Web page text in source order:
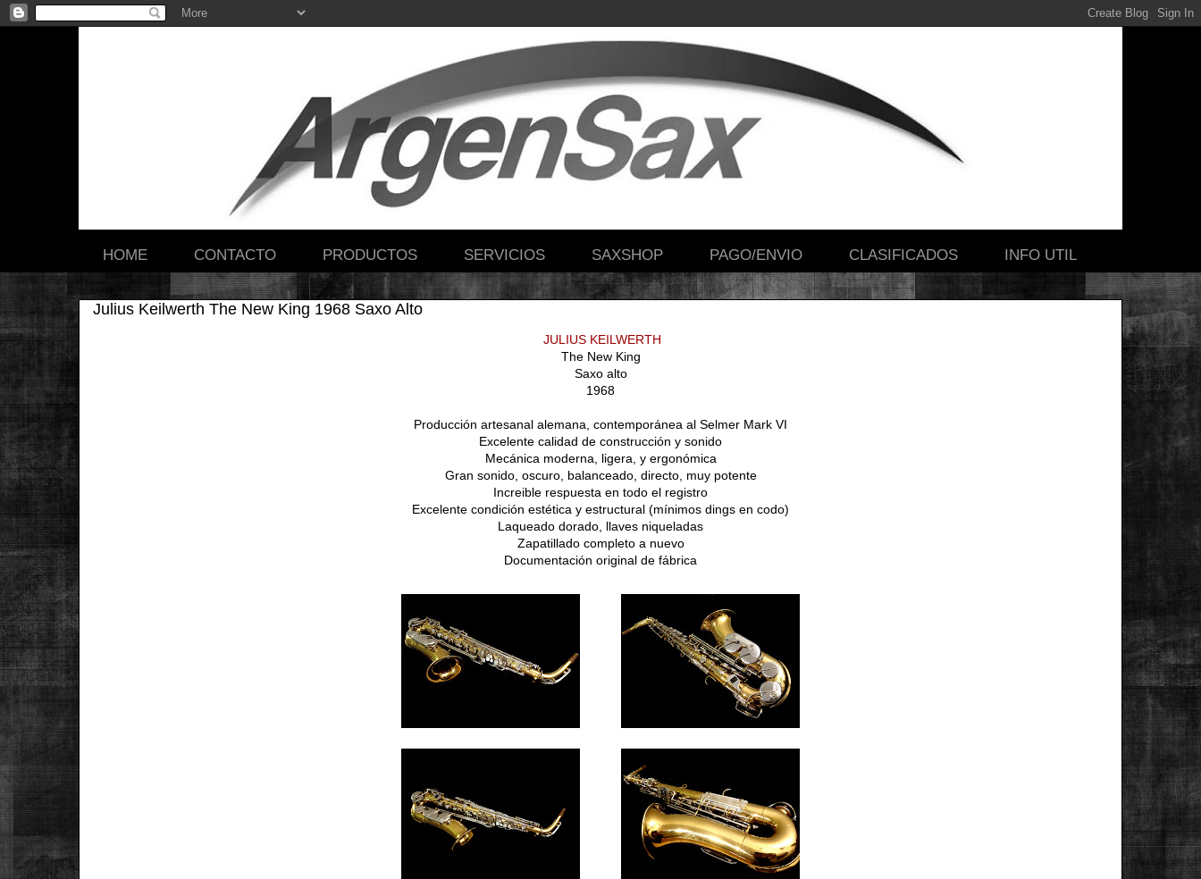
HOME CONTACTO PRODUCTOS SERVICIOS SAXSHOP PAGO/ENVIO CLASIFICADOS INFO UTIL
Julius Keilwerth The New King 1968 Saxo Alto
JULIUS KEILWERTH
The New King
Saxo alto
1968
Producción artesanal alemana, contemporánea al Selmer Mark VI
Excelente calidad de construcción y sonido
Mecánica moderna, ligera, y ergonómica
Gran sonido, oscuro, balanceado, directo, muy potente
Increible respuesta en todo el registro
Excelente condición estética y estructural (mínimos dings en codo)
Laqueado dorado, llaves niqueladas
Zapatillado completo a nuevo
Documentación original de fábrica